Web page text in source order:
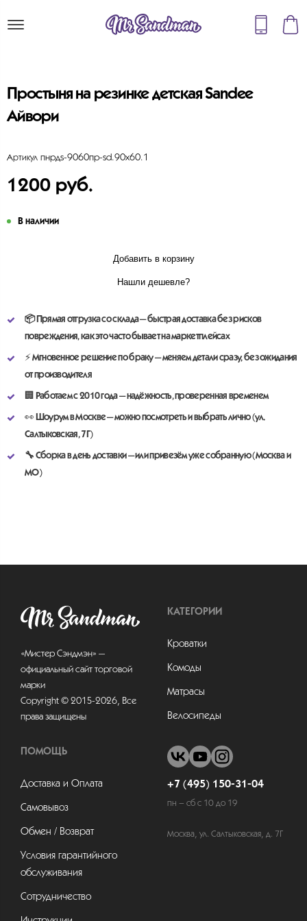
Простыня на резинке детская Sandee
Айвори
Артикул пнрдs-9060пр-sd.90х60.1
1200 руб.
В наличии
Добавить в корзину
Нашли дешевле?
📦 рямая отгрузка со склада— быстрая доставка без рисков
повреждения, как это часто бывает на маркетплейсах
⚡ Мгновенное решение по браку— меняем детали сразу, без ожидания
от производителя
🏢 Работаем с 2010 года— надёжность, проверенная временем
👀 Шоурум в Москве— можно посмотреть и выбрать лично (ул.
Салтыковская, 7Г)
🔧 Сборка в день доставки — или привезём уже собранную (Москва и
МО)
«Мистер Сэндмэн» —
официальный сайт торговой
марки
Copyright © 2015-2026, Все
права защищены
КАТЕГОРИИ
Кроватки
Комоды
Матрасы
Велосипеды
ПОМОЩЬ
Доставка и Оплата
Самовывоз
Обмен / Возврат
Условия гарантийного
обслуживания
Сотрудничество
+7 (495) 150-31-04
пн – сб с 10 до 19
Москва, ул. Салтыковская, д. 7Г